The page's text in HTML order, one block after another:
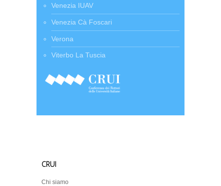
Venezia IUAV
Venezia Cà Foscari
Verona
Viterbo La Tuscia
CRUI
Chi siamo